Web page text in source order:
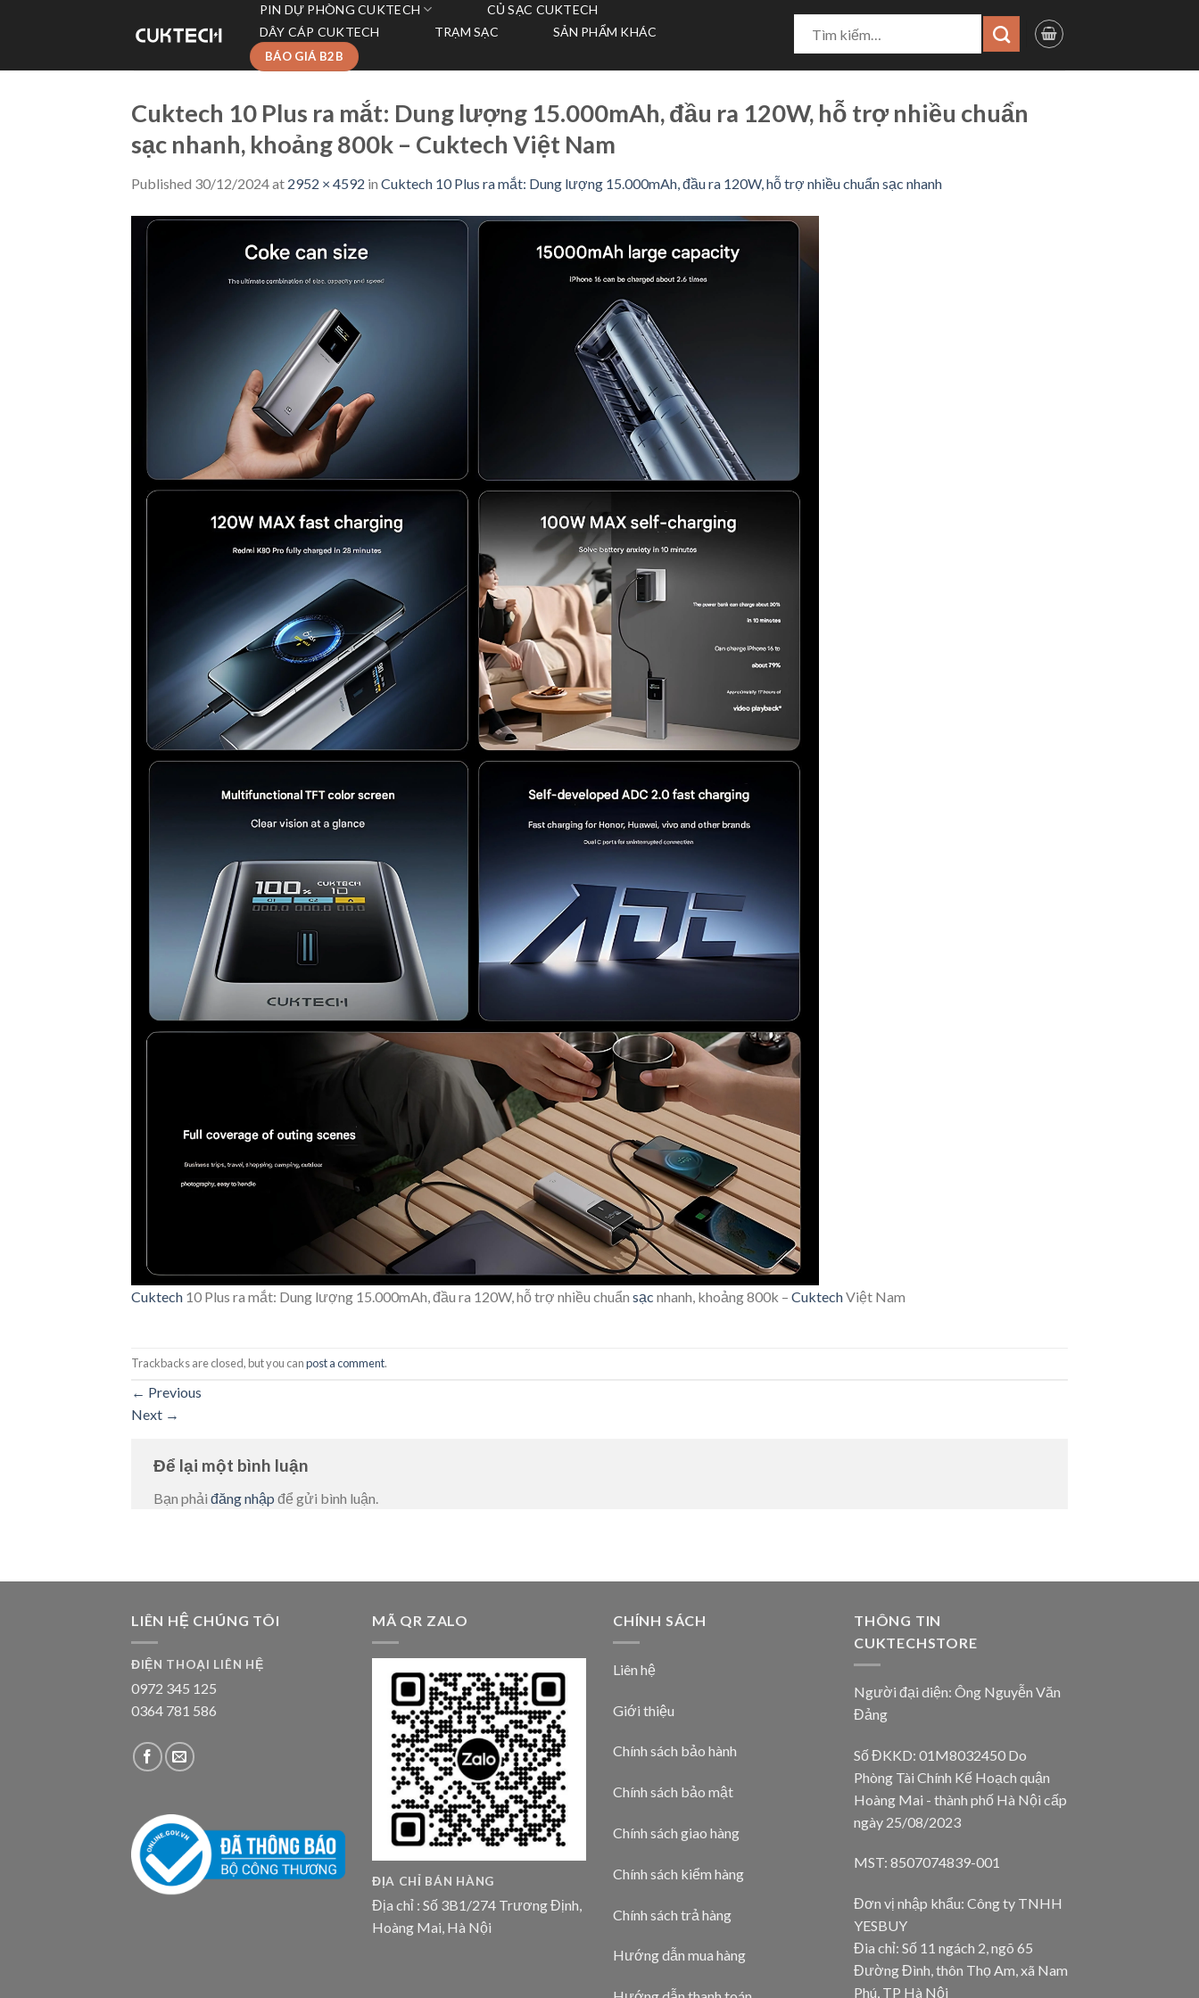
PIN DỰ PHÒNG CUKTECH
CỦ SẠC CUKTECH
DÂY CÁP CUKTECH
TRẠM SẠC SẢN PHẨM KHÁC
BÁO GIÁ B2B
kiếm:
Cuktech 10 Plus ra mắt: Dung lượng 15.000mAh, đầu ra 120W, hỗ trợ nhiều chuẩn
sạc nhanh, khoảng 800k – Cuktech Việt Nam
Published 30/12/2024at 2952 × 4592 in Cuktech 10 Plus ra mắt: Dung lượng 15.000mAh, đầu ra 120W, hỗ trợ nhiều chuẩn sạc nhanh
Cuktech 10 Plus ra mắt: Dung lượng 15.000mAh, đầu ra 120W, hỗ trợ nhiều chuẩn sạc nhanh, khoảng 800k – CuktechViệt Nam
Trackbacks are closed, but you canpost a comment.
← Previous
Next →
Để lại một bình luận
Bạn phải đăng nhập để gửi bình luận.
LIÊN HỆ CHÚNG TÔI
ĐIỆN THOẠI LIÊN HỆ
0972 345 125
0364 781 586
MÃ QR ZALO
ĐỊA CHỈ BÁN HÀNG
Địa chỉ : Số 3B1/274 Trương Định,
Hoàng Mai, Hà Nội
CHÍNH SÁCH
Liên hệ
Giới thiệu
Chính sách bảo hành
Chính sách bảo mật
Chính sách giao hàng
Chính sách kiểm hàng
Chính sách trả hàng
Hướng dẫn mua hàng
THÔNG TIN
CUKTECHSTORE
Người đại diện: Ông Nguyễn Văn
Đảng
Số ĐKKD: 01M8032450 Do
Phòng Tài Chính Kế Hoạch quận
Hoàng Mai - thành phố Hà Nội cấp
ngày 25/08/2023
MST: 8507074839-001
Đơn vị nhập khẩu: Công ty TNHH
YESBUY
Đia chỉ: Số 11 ngách 2, ngõ 65
Đường Đình, thôn Thọ Am, xã Nam
Phú, TP Hà Nội